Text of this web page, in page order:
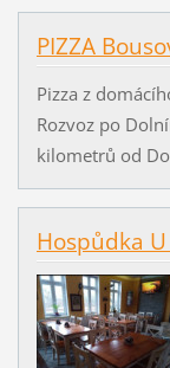
PIZZA
Pizza z
Rozvoz po
kilometrů od
Hospůdka